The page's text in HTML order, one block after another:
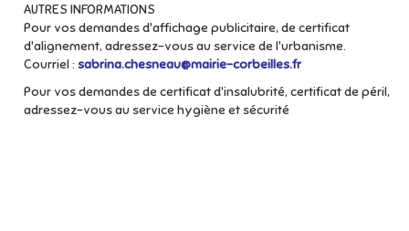
AUTRES INFORMATIONS
Pour vos demandes d'affichage publicitaire, de certificat
d'alignement, adressez-vous au service de l'urbanisme.
Courriel : sabrina.chesneau@mairie-corbeilles.fr
Pour vos demandes de certificat d'insalubrité, certificat de péril,
adressez-vous au service hygiène et sécurité